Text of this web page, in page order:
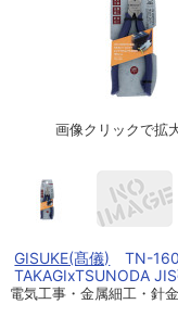
画像クリックで拡
GISUKE(髙儀) TN-160
TAKAGIxTSUNODA
電気工事・金属細工・針